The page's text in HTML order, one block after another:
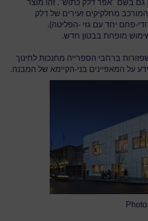
גם בשם "אפר דלק כתוש". זהו מוצר
מחלקיקים זעירים של דלק
פחם יחד עם גזי -הפליטה).
מופחת בבטון חדש.
ברחבי הספרייה מחנכות לחינוך
על המאפיינים בני-הקיימא של המבנה.